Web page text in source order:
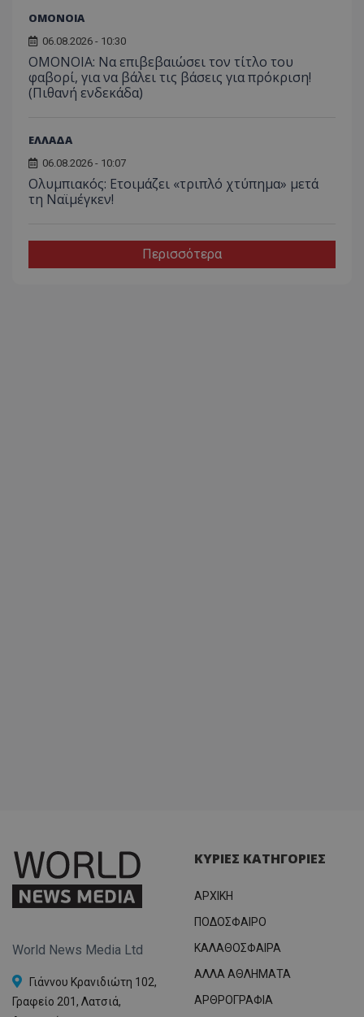
ΟΜΟΝΟΙΑ
06.08.2026 - 10:30
ΟΜΟΝΟΙΑ: Να επιβεβαιώσει τον τίτλο του
φαβορί, για να βάλει τις βάσεις για πρόκριση!
(Πιθανή ενδεκάδα)
ΕΛΛΑΔΑ
06.08.2026 - 10:07
Ολυμπιακός: Ετοιμάζει «τριπλό χτύπημα» μετά
τη Ναϊμέγκεν!
Περισσότερα
World News Media Ltd
Γιάννου Κρανιδιώτη 102,
Γραφείο 201, Λατσιά,
ΚΥΡΙΕΣ ΚΑΤΗΓΟΡΙΕΣ
ΑΡΧΙΚΗ
ΠΟΔΟΣΦΑΙΡΟ
ΚΑΛΑΘΟΣΦΑΙΡΑ
ΑΛΛΑ ΑΘΛΗΜΑΤΑ
ΑΡΘΡΟΓΡΑΦΙΑ